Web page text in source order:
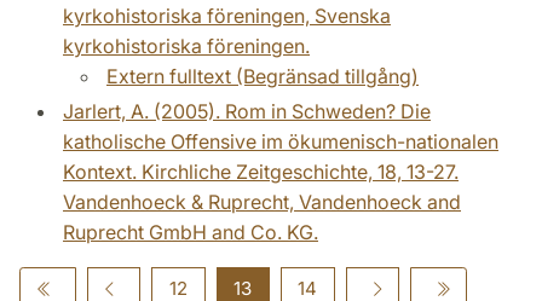
kyrkohistoriska föreningen, Svenska
kyrkohistoriska föreningen.
Extern fulltext (Begränsad tillgång)
Jarlert, A. (2005). Rom in Schweden? Die
katholische Offensive im ökumenisch-nationalen
Kontext. Kirchliche Zeitgeschichte, 18, 13-27.
Vandenhoeck & Ruprecht, Vandenhoeck and
Ruprecht GmbH and Co. KG.
12 13 14